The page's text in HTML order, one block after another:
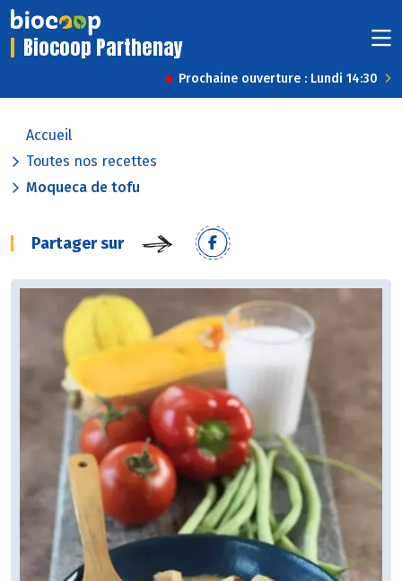
Biocoop Parthenay
Prochaine ouverture : Lundi 14:30
Accueil
Toutes nos recettes
Moqueca de tofu
Partager sur